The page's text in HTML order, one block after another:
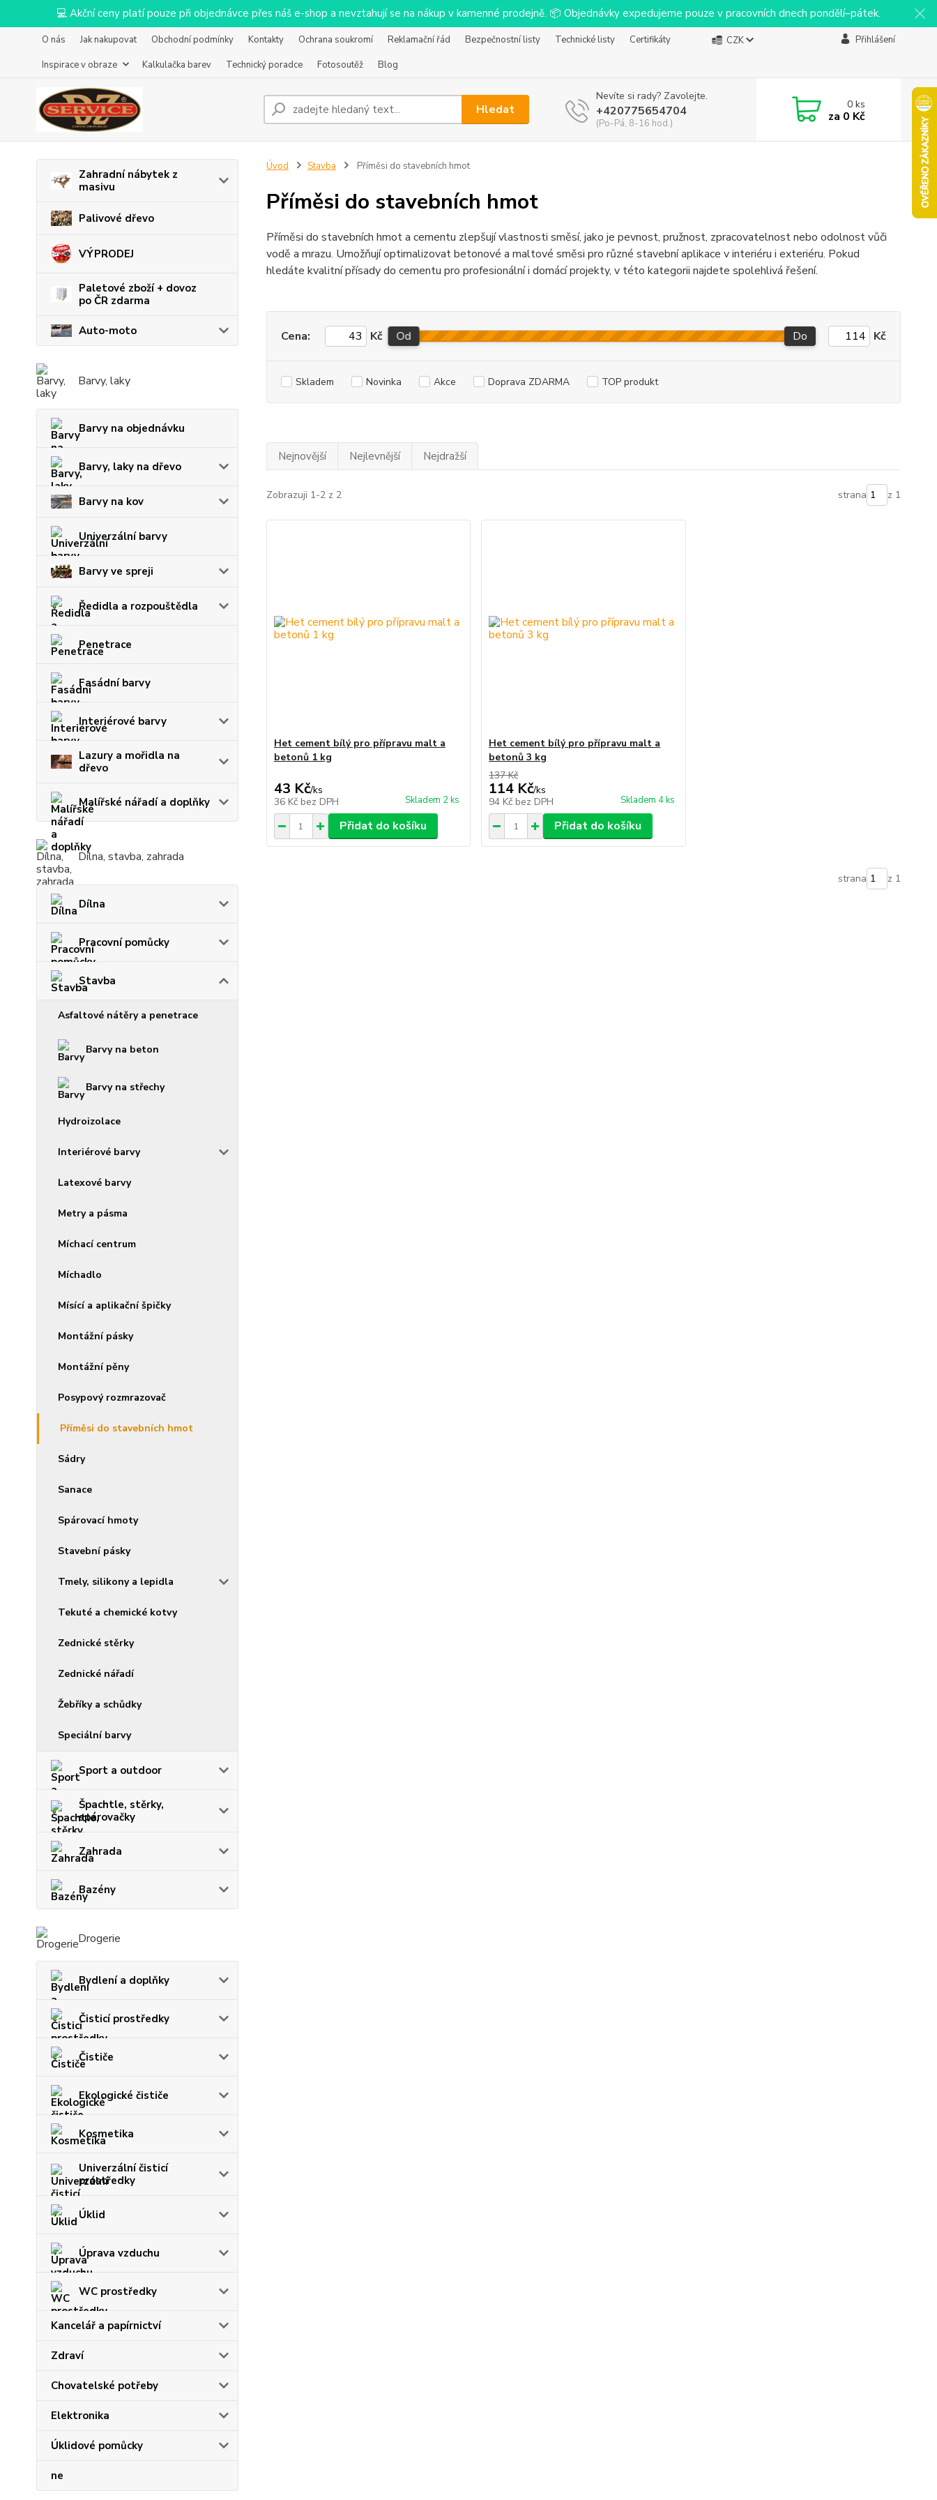
💻 Akční ceny platí pouze při objednávce přes náš e-shop a nevztahují se na nákup v kamenné prodejně. 📦 Objednávky expedujeme pouze v pracovních dnech pondělí–pátek.
O nás Jak nakupovat Obchodní podmínky Kontakty Ochrana soukromí Reklamační řád Bezpečnostní listy Technické listy
Certifikáty
Inspirace v obraze
Kalkulačka barev Technický poradce Fotosoutěž Blog
CZK Přihlášení
Hledat
Nevíte si rady? Zavolejte.
+420775654704
(Po-Pá, 8-16 hod.)
0ks
za 0 Kč
Zahradní nábytek z
masivu
Palivové dřevo
VÝPRODEJ
Paletové zboží + dovoz
po ČR zdarma
Auto-moto
Barvy, laky
Barvy na objednávku
Barvy, laky na dřevo
Barvy na kov
Univerzální barvy
Barvy ve spreji
Ředidla a rozpouštědla
Penetrace
Fasádní barvy
Interiérové barvy
Lazury a mořidla na
dřevo
Malířské nářadí a doplňky
Dílna, stavba, zahrada
Dílna
Pracovní pomůcky
Stavba
Asfaltové nátěry a penetrace
Barvy na beton
Barvy na střechy
Hydroizolace
Interiérové barvy
Latexové barvy
Metry a pásma
Míchací centrum
Míchadlo
Mísící a aplikační špičky
Montážní pásky
Montážní pěny
Posypový rozmrazovač
Příměsi do stavebních hmot
Sádry
Sanace
Spárovací hmoty
Stavební pásky
Tmely, silikony a lepidla
Tekuté a chemické kotvy
Zednické stěrky
Zednické nářadí
Žebříky a schůdky
Speciální barvy
Sport a outdoor
Špachtle, stěrky,
spárovačky
Zahrada
Bazény
Drogerie
Bydlení a doplňky
Čisticí prostředky
Čističe
Ekologické čističe
Kosmetika
Univerzální čisticí
prostředky
Úklid
Úprava vzduchu
WC prostředky
Kancelář a papírnictví
Zdraví
Chovatelské potřeby
Elektronika
Úklidové pomůcky
ne
Úvod Stavba Příměsi do stavebních hmot
Příměsi do stavebních hmot
Příměsi do stavebních hmot a cementu zlepšují vlastnosti směsí, jako je pevnost, pružnost, zpracovatelnost nebo odolnost vůči
vodě a mrazu. Umožňují optimalizovat betonové a maltové směsi pro různé stavební aplikace v interiéru i exteriéru. Pokud
hledáte kvalitní přísady do cementu pro profesionální i domácí projekty, v této kategorii najdete spolehlivá řešení.
Cena: Kč Od Do Kč
Skladem Novinka Akce Doprava ZDARMA TOP produkt
Nejnovější Nejlevnější Nejdražší
Zobrazuji 1-2 z 2 strana z 1
Het cement bílý pro přípravu malt a
betonů 1 kg
43 Kč/ks
36 Kč bez DPH Skladem 2 ks
Přidat do košíku
Het cement bílý pro přípravu malt a
betonů 3 kg
137 Kč
114 Kč/ks
94 Kč bez DPH Skladem 4 ks
Přidat do košíku
strana z 1